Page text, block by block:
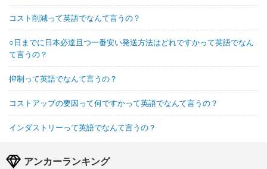
コスト削減って英語でなんて言うの？
○日までに日本必達且つ一番安い発送方法はどれですかって英語でなん
て言うの？
抑制って英語でなんて言うの？
コストアップの要因って何ですかって英語でなんて言うの？
インダストリーって英語でなんて言うの？
アンカーランキング